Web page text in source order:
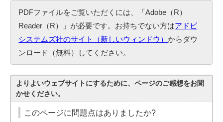
PDFファイルをご覧いただくには、「Adobe（R）
Reader（R）」が必要です。お持ちでない方はアドビ
システムズ社のサイト（新しいウィンドウ）からダウ
ンロード（無料）してください。
よりよいウェブサイトにするために、ページのご感想をお聞
かせください。
このページに問題点はありましたか?